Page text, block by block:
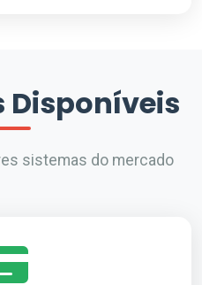
Disponíveis
sistemas do mercado